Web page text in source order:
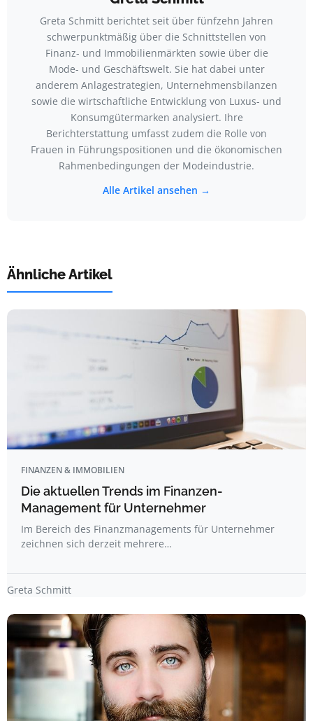
Greta Schmitt berichtet seit über fünfzehn Jahren
schwerpunktmäßig über die Schnittstellen von
Finanz- und Immobilienmärkten sowie über die
Mode- und Geschäftswelt. Sie hat dabei unter
anderem Anlagestrategien, Unternehmensbilanzen
sowie die wirtschaftliche Entwicklung von Luxus- und
Konsumgütermarken analysiert. Ihre
Berichterstattung umfasst zudem die Rolle von
Frauen in Führungspositionen und die ökonomischen
Rahmenbedingungen der Modeindustrie.
Alle Artikel ansehen →
Ähnliche Artikel
FINANZEN & IMMOBILIEN
Die aktuellen Trends im Finanzen-
Management für Unternehmer
Im Bereich des Finanzmanagements für Unternehmer
zeichnen sich derzeit mehrere…
Greta Schmitt